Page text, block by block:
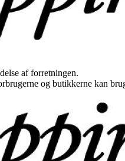
af forretningen.
og butikkerne kan